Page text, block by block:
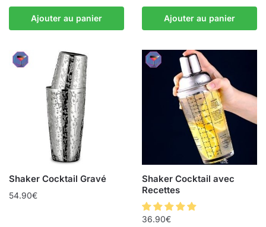
Ajouter au panier Ajouter au panier
Shaker Cocktail Gravé
54.90€
Shaker Cocktail avec
Recettes
36.90€